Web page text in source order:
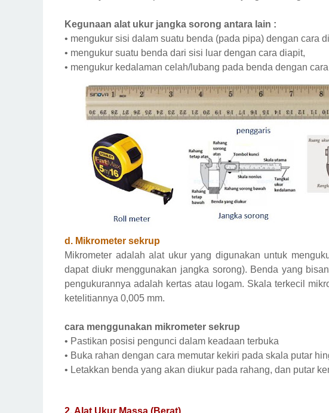
Kegunaan alat ukur jangka sorong antara lain :
• mengukur sisi dalam suatu benda (pada pipa) dengan cara
• mengukur suatu benda dari sisi luar dengan cara diapit,
• mengukur kedalaman celah/lubang pada benda dengan
d. Mikrometer sekrup
Mikrometer adalah alat ukur yang digunakan untuk
dapat diukr menggunakan jangka sorong). Benda yang
pengukurannya adalah kertas atau logam. Skala terkecil
ketelitiannya 0,005 mm.
cara menggunakan mikrometer sekrup
• Pastikan posisi pengunci dalam keadaan terbuka
• Buka rahan dengan cara memutar kekiri pada skala putar
• Letakkan benda yang akan diukur pada rahang, dan putar
2.Alat Ukur Massa (Berat)